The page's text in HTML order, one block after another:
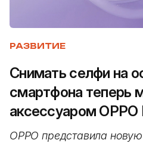
РАЗВИТИЕ
Снимать селфи на
смартфона теперь
аксессуаром OPPO
OPPO представила